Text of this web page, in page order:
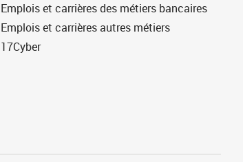
Emplois et carrières des métiers bancaires
Emplois et carrières autres métiers
17Cyber